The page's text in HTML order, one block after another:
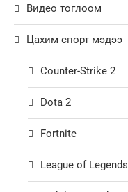
Видео тоглоом
Цахим спорт мэдээ
Counter-Strike 2
Dota 2
Fortnite
League of Legends